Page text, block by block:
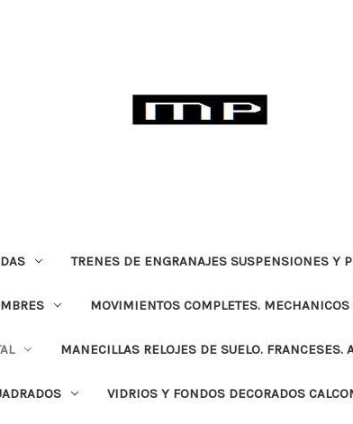
TRENES DE ENGRANAJES SUSPENSIONES Y
MOVIMIENTOS COMPLETES. MECHANICOS
MANECILLAS RELOJES DE SUELO. FRANCESES.
VIDRIOS Y FONDOS DECORADOS